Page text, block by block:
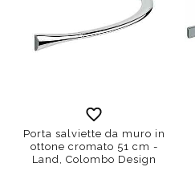
Porta salviette da muro in
ottone cromato 51 cm -
Land, Colombo Design